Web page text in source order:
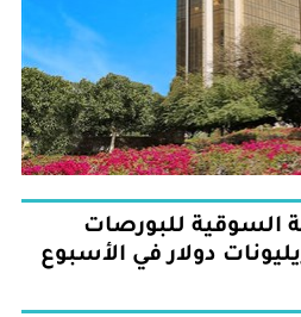
السوقية للبورصات
تبلغ 3.969 تريليونات دولار في الأسبوع